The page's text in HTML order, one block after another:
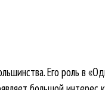
Его роль в